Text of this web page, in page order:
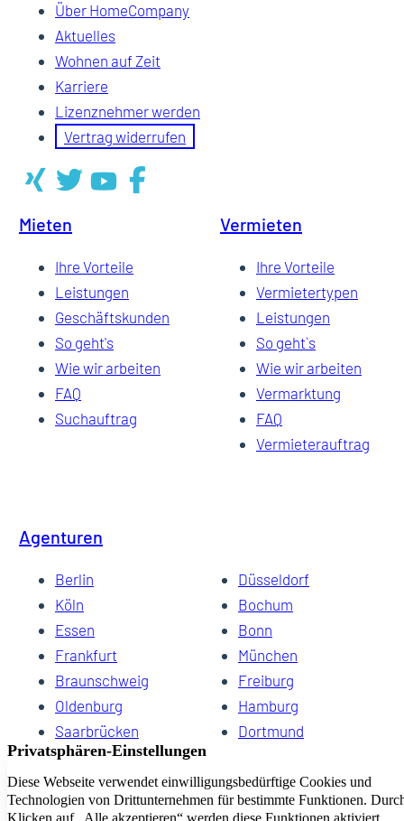
Über HomeCompany
Aktuelles
Wohnen auf Zeit
Karriere
Lizenznehmer werden
Vertrag widerrufen
Mieten
Ihre Vorteile
Leistungen
Geschäftskunden
So geht's
Wie wir arbeiten
FAQ
Suchauftrag
Vermieten
Ihre Vorteile
Vermietertypen
Leistungen
So geht`s
Wie wir arbeiten
Vermarktung
FAQ
Vermieterauftrag
Agenturen
Berlin
Düsseldorf
Köln
Bochum
Essen
Bonn
Frankfurt
München
Braunschweig
Freiburg
Oldenburg
Hamburg
Saarbrücken
Dortmund
Hannover
Dresden
Kiel
Wuppertal
Bremen